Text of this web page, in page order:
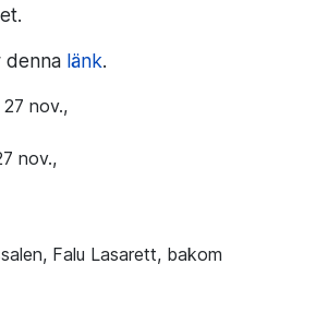
denna länk.
nov.,
nov.,
Falu Lasarett, bakom